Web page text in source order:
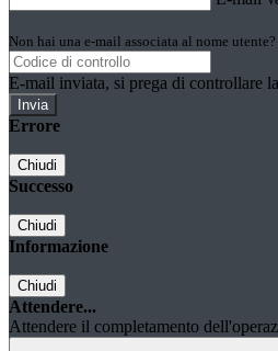
Non hai una e-mail associata al nome
E-mail inviata, si prega di controllare
Errore
Chiudi
Successo
Chiudi
Informazione
Chiudi
Attendere...
Attendere il completamento